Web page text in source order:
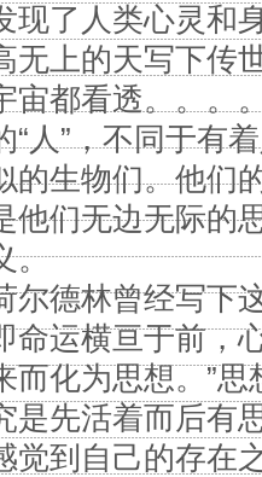
现了人类心灵和
无上的天写下传
宙都看透。。。
“人”，不同于有
的生物们。他们
他们无边无际的
。
尔德林曾经写下
命运横亘于前，
而化为思想。”
是先活着而后有
觉到自己的存在